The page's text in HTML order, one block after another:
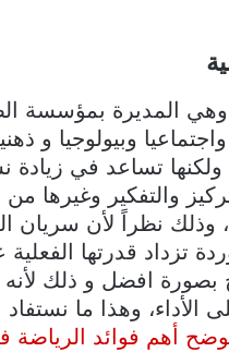
المديرة بمؤسسة
وبيولوجيا و
تساعد في زيادة
والتفكير وغيرها
وذلك نظراً لأن
تزداد قدرتها
افضل و ذلك لأنه
الأداء، وهذا ما
أهم فوائد